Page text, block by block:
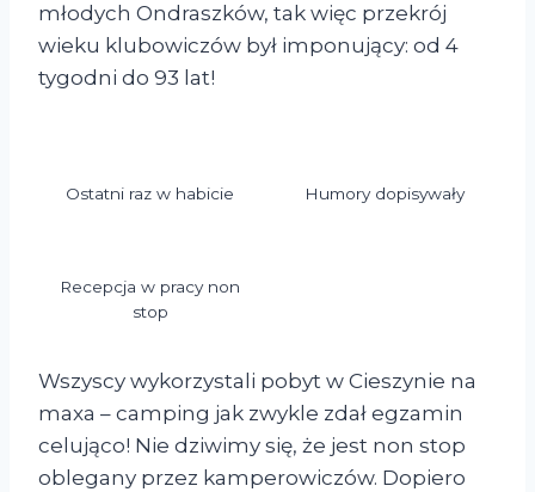
młodych Ondraszków, tak więc przekrój
wieku klubowiczów był imponujący: od 4
tygodni do 93 lat!
Ostatni raz w habicie Humory dopisywały
Recepcja w pracy non
stop
Wszyscy wykorzystali pobyt w Cieszynie na
maxa – camping jak zwykle zdał egzamin
celująco! Nie dziwimy się, że jest non stop
oblegany przez kamperowiczów. Dopiero